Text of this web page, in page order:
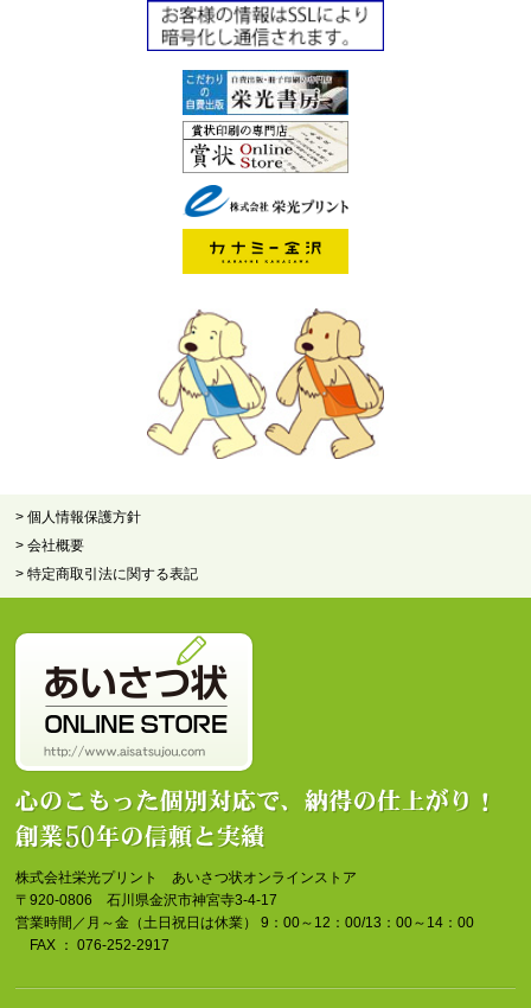
> 個人情報保護方針
> 会社概要
> 特定商取引法に関する表記
株式会社栄光プリント あいさつ状オンラインストア
〒920-0806 石川県金沢市神宮寺3-4-17
営業時間／月～金（土日祝日は休業） 9：00～12：00/13：00～14：00
FAX ： 076-252-2917